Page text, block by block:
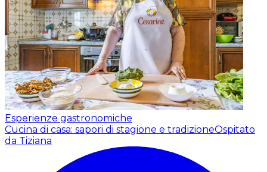
Esperienze gastronomiche
Cucina di casa: sapori di stagione e tradizioneOspitato
da Tiziana